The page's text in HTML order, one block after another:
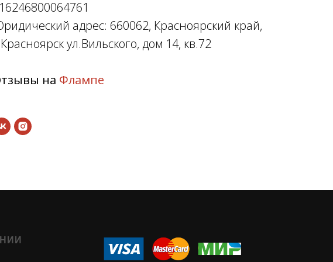
адрес: 660062, Красноярский край,
ул.Вильского, дом 14, кв.72
на Флампе